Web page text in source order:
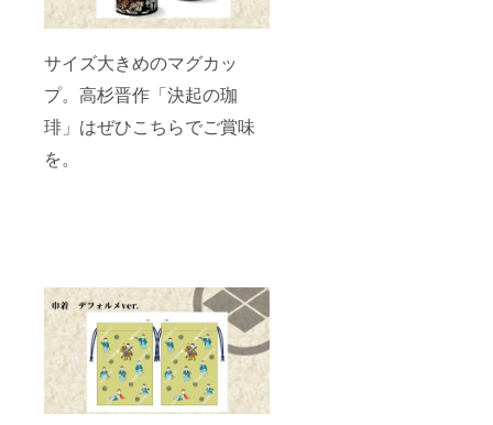
サイズ大きめのマグカッ
プ。高杉晋作「決起の珈
琲」はぜひこちらでご賞味
を。